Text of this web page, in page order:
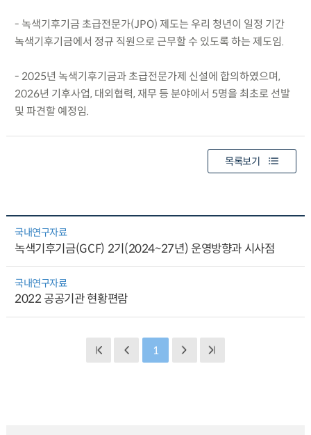
- 녹색기후기금 초급전문가(JPO) 제도는 우리 청년이 일정 기간
녹색기후기금에서 정규 직원으로 근무할 수 있도록 하는 제도임.
- 2025년 녹색기후기금과 초급전문가제 신설에 합의하였으며,
2026년 기후사업, 대외협력, 재무 등 분야에서 5명을 최초로 선발
및 파견할 예정임.
목록보기
국내연구자료
녹색기후기금(GCF) 2기(2024~27년) 운영방향과 시사점
국내연구자료
2022 공공기관 현황편람
1